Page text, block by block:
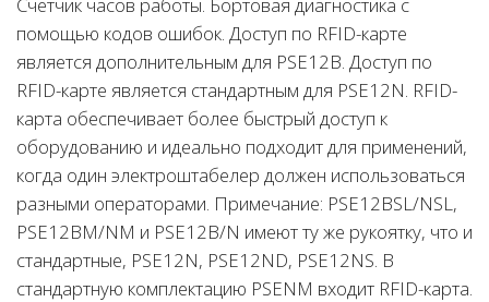
помощью кодов ошибок. Доступ по RFID-карте
является дополнительным для PSE12B. Доступ по
RFID-карте является стандартным для PSE12N. RFID-
карта обеспечивает более быстрый доступ к
оборудованию и идеально подходит для применений,
когда один электроштабелер должен использоваться
разными операторами. Примечание: PSE12BSL/NSL,
PSE12BM/NM и PSE12B/N имеют ту же рукоятку, что и
стандартные, PSE12N, PSE12ND, PSE12NS. В
стандартную комплектацию PSENM входит RFID-карта.